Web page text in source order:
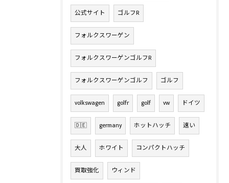
公式サイト ゴルフR
フォルクスワーゲン
フォルクスワーゲンゴルフR
フォルクスワーゲンゴルフ ゴルフ
volkswagen golfr golf vw ドイツ
🇩🇪 germany ホットハッチ 速い
大人 ホワイト コンパクトハッチ
買取強化 ウィンド